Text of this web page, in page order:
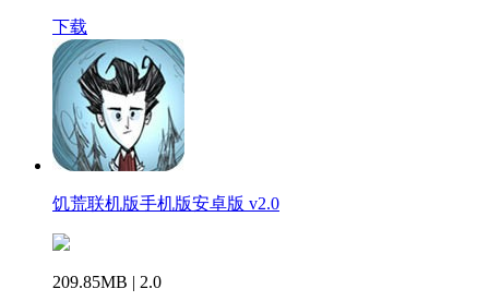
下载
饥荒联机版手机版安卓版 v2.0
209.85MB | 2.0